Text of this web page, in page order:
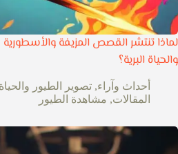
لماذا تنتشر القصص المزيفة والأسطورية
والحياة البرية؟
أحداث وآراء, تصوير الطيور
المقالات, مشاهدة الطيور